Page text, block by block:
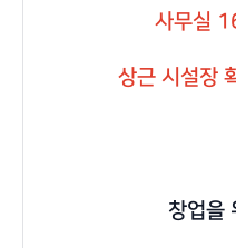
사무실
상근 시설장
창업을